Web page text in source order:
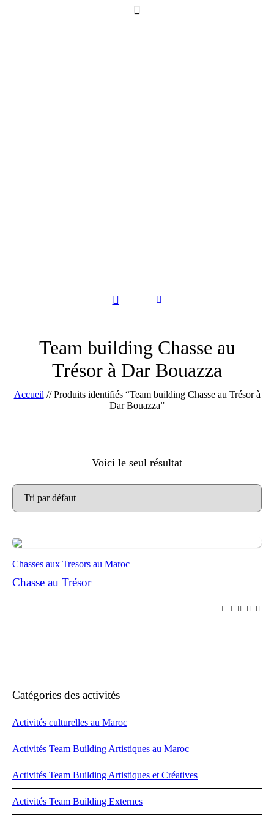
Team building Chasse au
Trésor à Dar Bouazza
Accueil //Produits identifiés “Team building Chasse au Trésor à
Dar Bouazza”
Voici le seul résultat
Chasses aux Tresors au Maroc
Chasse au Trésor
Catégories des activités
Activités culturelles au Maroc
Activités Team Building Artistiques au Maroc
Activités Team Building Artistiques et Créatives
Activités Team Building Externes